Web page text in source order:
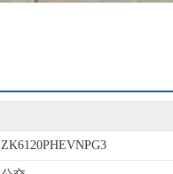
ZK6120PHEVNPG3